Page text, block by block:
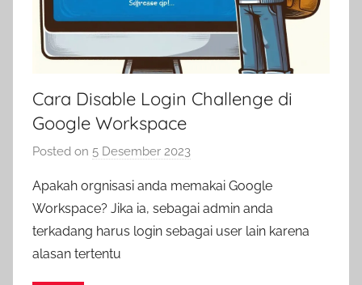
Cara Disable Login Challenge di
Google Workspace
Posted on 5 Desember 2023
a
d
m
Apakah orgnisasi anda memakai Google
Workspace? Jika ia, sebagai admin anda
terkadang harus login sebagai user lain karena
alasan tertentu